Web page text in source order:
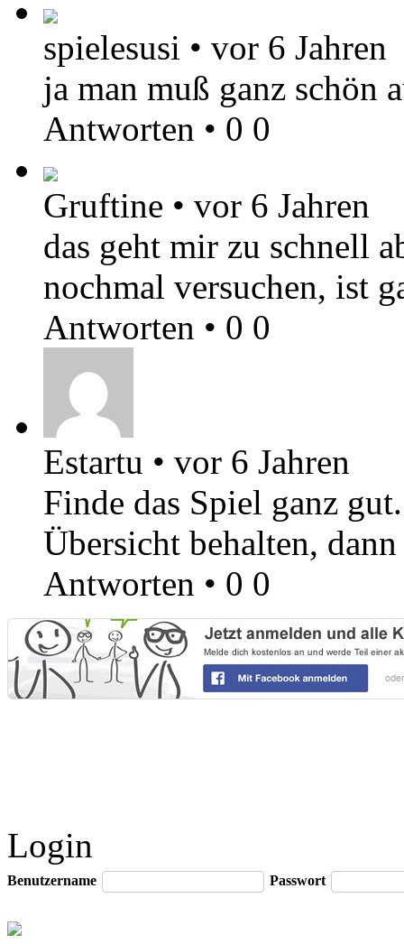
spielesusi • vor 6 Jahren
ja man muß ganz schön
Antworten • 0 0
Gruftine • vor 6 Jahren
das geht mir zu schnell
nochmal versuchen, ist
Antworten • 0 0
Estartu • vor 6 Jahren
Finde das Spiel ganz
Übersicht behalten,
Antworten • 0 0
Login
Benutzername Passwort